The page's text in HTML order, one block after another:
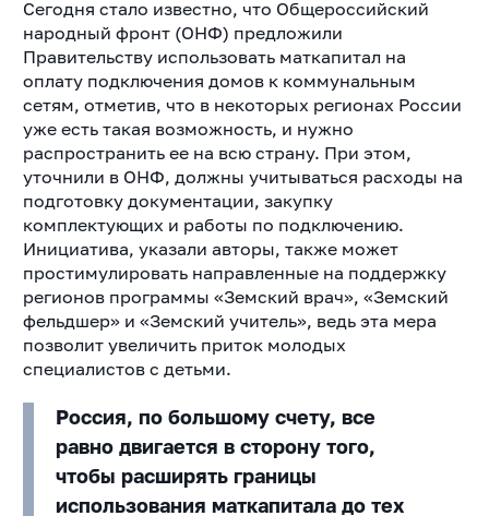
Сегодня стало известно, что Общероссийский
народный фронт (ОНФ) предложили
Правительству использовать маткапитал на
оплату подключения домов к коммунальным
сетям, отметив, что в некоторых регионах России
уже есть такая возможность, и нужно
распространить ее на всю страну. При этом,
уточнили в ОНФ, должны учитываться расходы на
подготовку документации, закупку
комплектующих и работы по подключению.
Инициатива, указали авторы, также может
простимулировать направленные на поддержку
регионов программы «Земский врач», «Земский
фельдшер» и «Земский учитель», ведь эта мера
позволит увеличить приток молодых
специалистов с детьми.
Россия, по большому счету, все
равно двигается в сторону того,
чтобы расширять границы
использования маткапитала до тех